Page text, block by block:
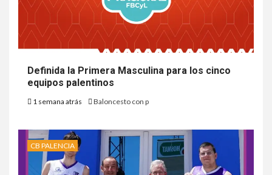
Definida la Primera Masculina para los cinco
equipos palentinos
1 semana atrás Baloncesto con p
CB PALENCIA